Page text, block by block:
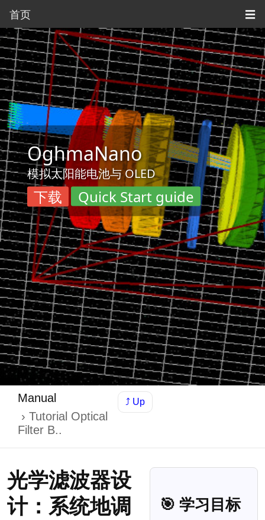
首页 ☰
OghmaNano
模拟太阳能电池与 OLED
下载 Quick Start guide
Manual
Tutorial Optical
Filter B..
⤴ Up
🎯 学习目标
光学滤波器设
计：系统地调